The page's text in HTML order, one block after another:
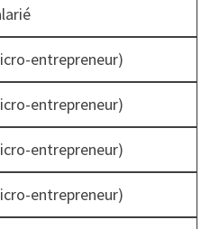
entrepreneur)
entrepreneur)
entrepreneur)
entrepreneur)